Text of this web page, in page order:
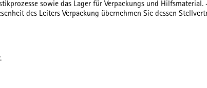
sowie das Lager für Verpackungs und
des Leiters Verpackung übernehmen Sie dessen